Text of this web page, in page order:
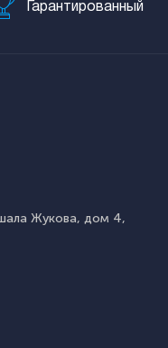
Гарантированный
Жукова, дом 4,